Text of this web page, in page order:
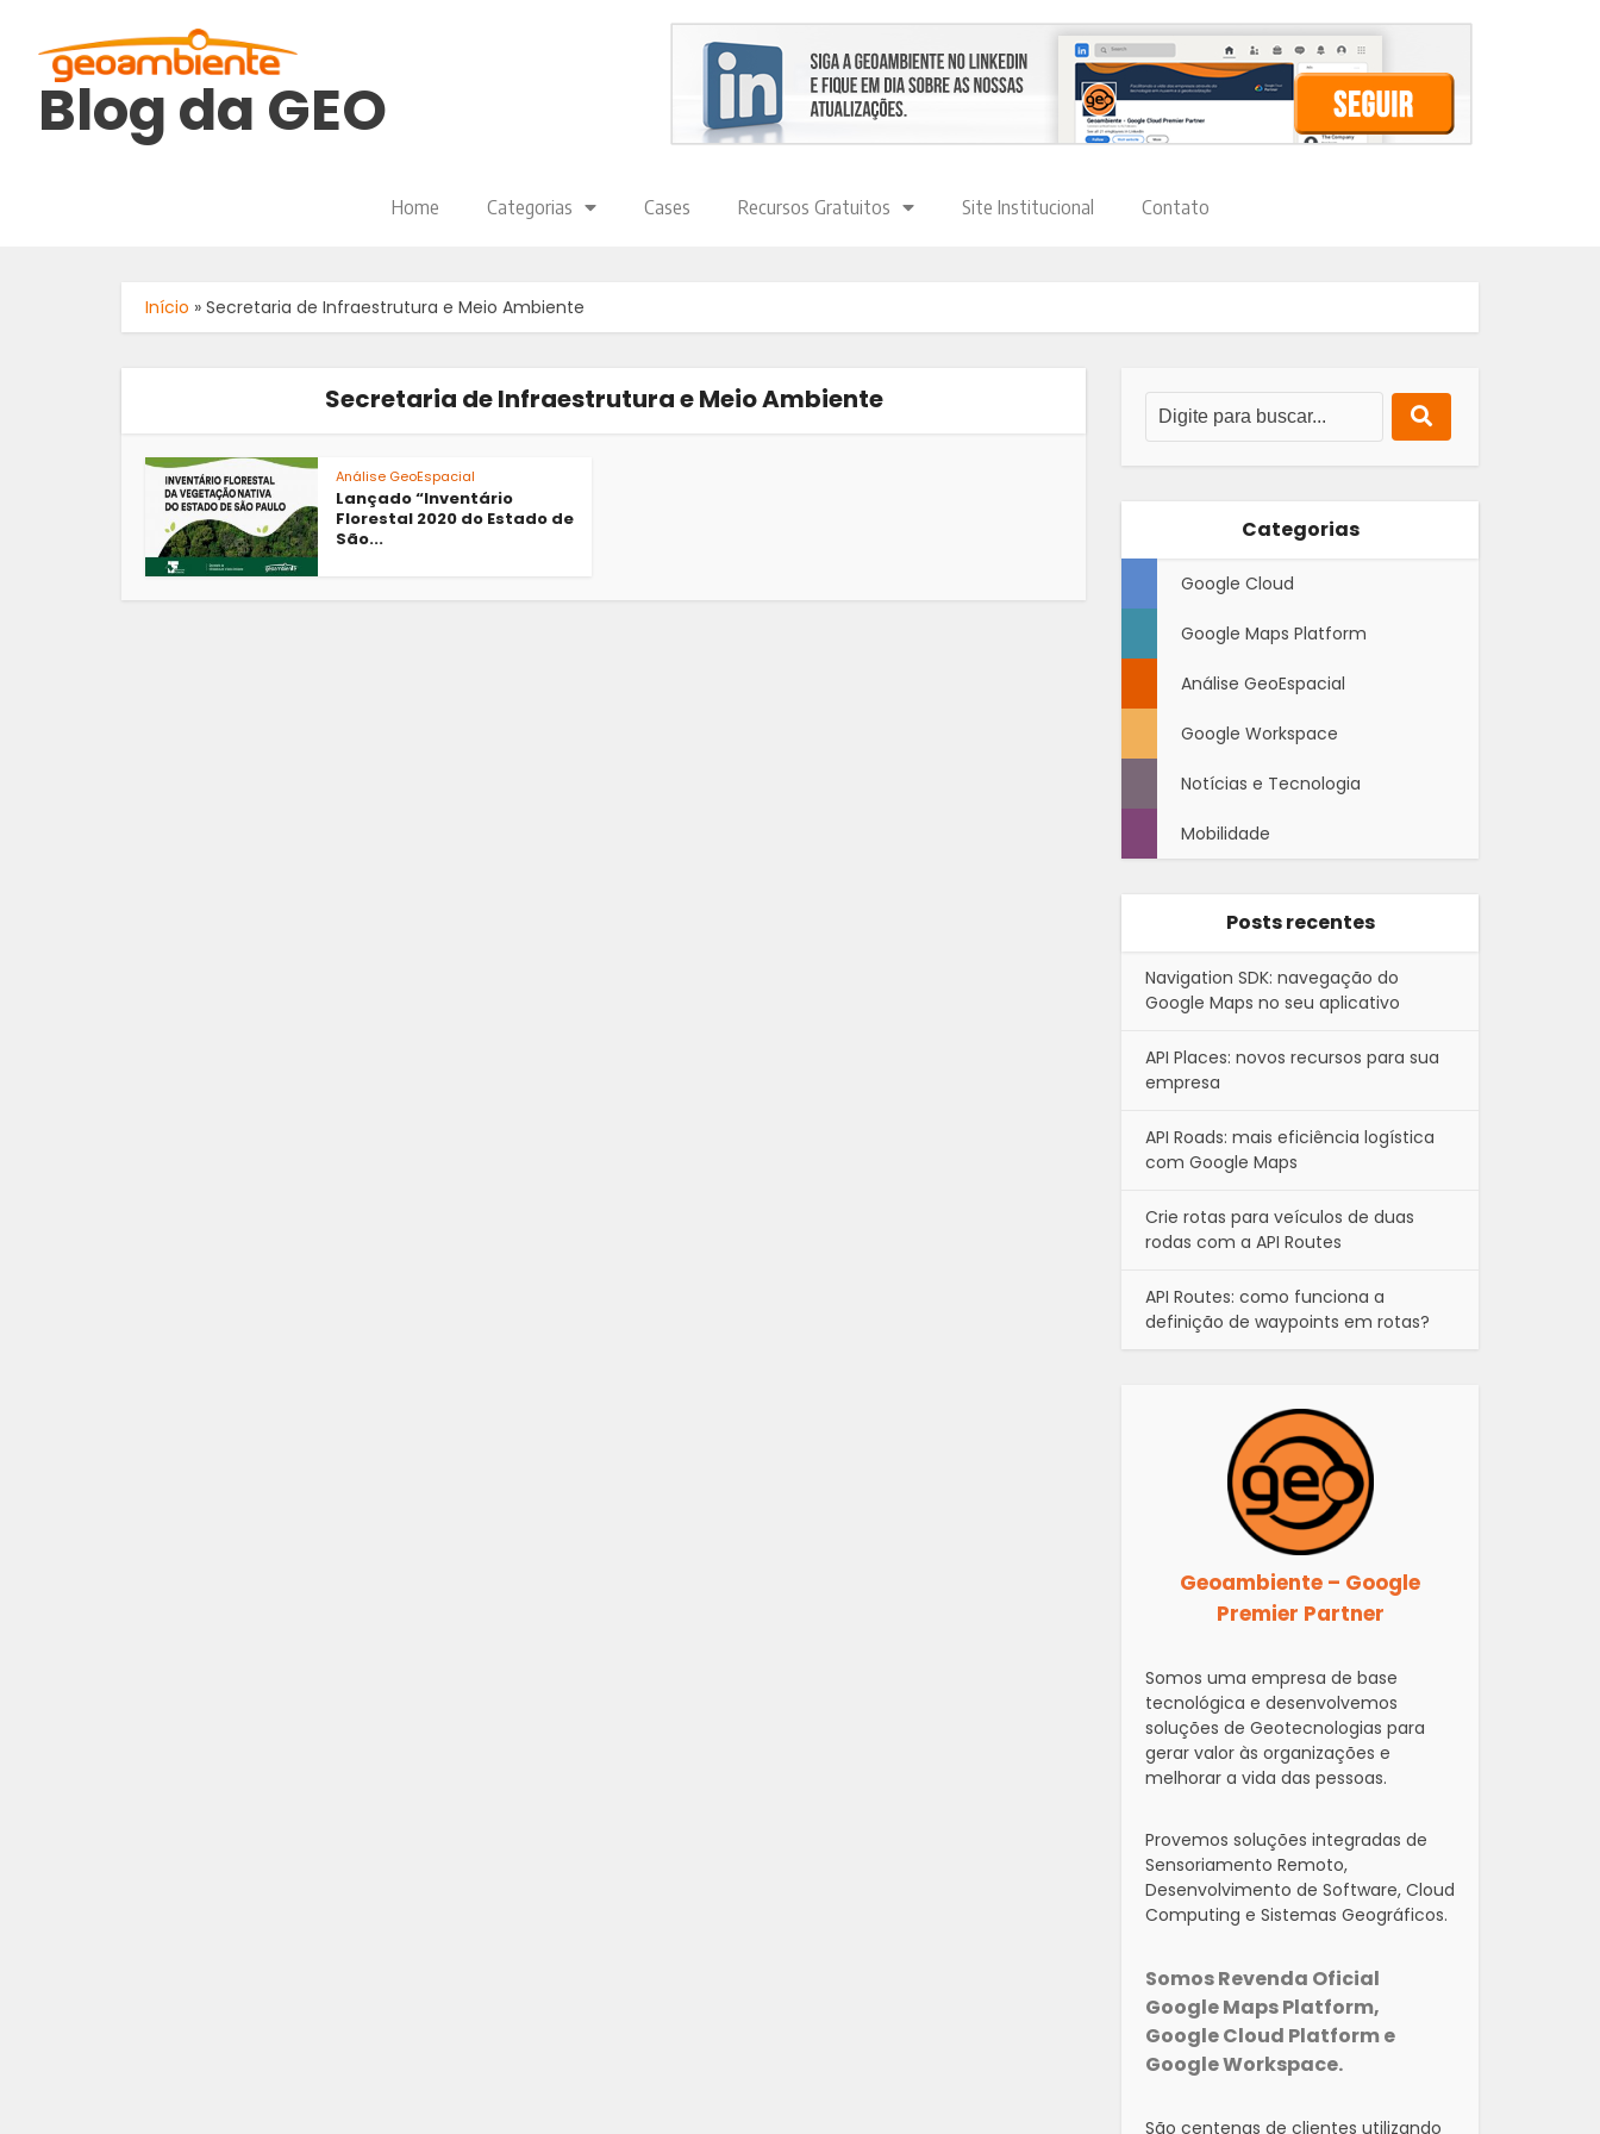
Blog da GEO
Home Categorias Cases Recursos Gratuitos Site Institucional Contato
Início » Secretaria de Infraestrutura e Meio Ambiente
Secretaria de Infraestrutura e Meio Ambiente
Análise GeoEspacial
Lançado “Inventário
Florestal 2020 do Estado de
São...
Categorias
Google Cloud
Google Maps Platform
Análise GeoEspacial
Google Workspace
Notícias e Tecnologia
Mobilidade
Posts recentes
Navigation SDK: navegação do
Google Maps no seu aplicativo
API Places: novos recursos para sua
empresa
API Roads: mais eficiência logística
com Google Maps
Crie rotas para veículos de duas
rodas com a API Routes
API Routes: como funciona a
definição de waypoints em rotas?
Geoambiente – Google
Premier Partner
Somos uma empresa de base
tecnológica e desenvolvemos
soluções de Geotecnologias para
gerar valor às organizações e
melhorar a vida das pessoas.
Provemos soluções integradas de
Sensoriamento Remoto,
Desenvolvimento de Software, Cloud
Computing e Sistemas Geográficos.
Somos Revenda Oficial
Google Maps Platform,
Google Cloud Platform e
Google Workspace.
São centenas de clientes utilizando